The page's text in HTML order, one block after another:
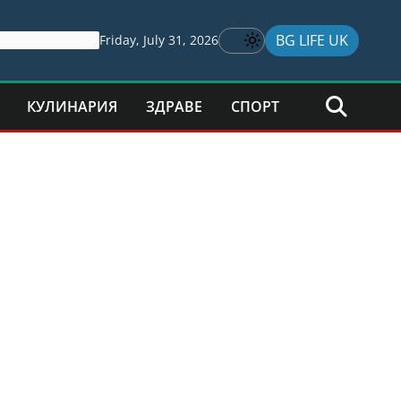
Friday, July 31, 2026 BG LIFE UK
КУЛИНАРИЯ ЗДРАВЕ СПОРТ